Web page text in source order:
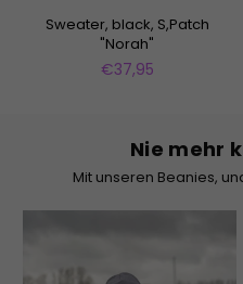
Sweater, black, S,Patch
"Norah"
Normaler
€37,95
Nie mehr
Mit unseren Beanies,